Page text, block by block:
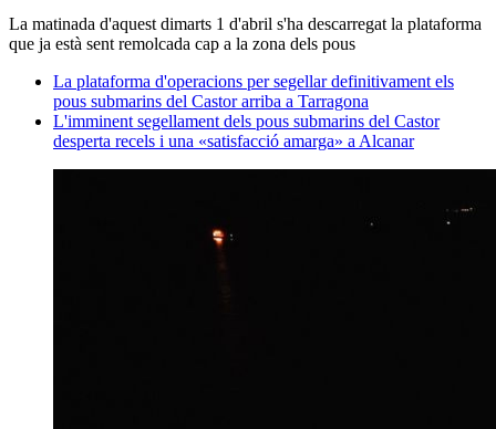
La matinada d'aquest dimarts 1 d'abril s'ha descarregat la plataforma
que ja està sent remolcada cap a la zona dels pous
La plataforma d'operacions per segellar definitivament els
pous submarins del Castor arriba a Tarragona
L'imminent segellament dels pous submarins del Castor
desperta recels i una «satisfacció amarga» a Alcanar